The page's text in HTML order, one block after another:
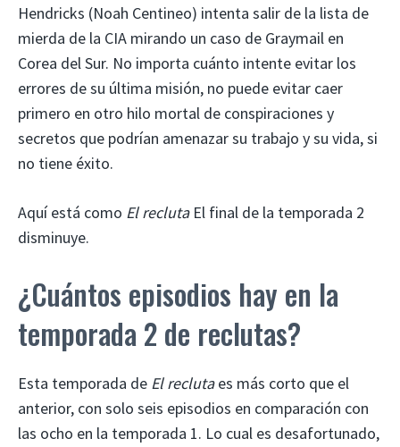
Hendricks (Noah Centineo) intenta salir de la lista de
mierda de la CIA mirando un caso de Graymail en
Corea del Sur. No importa cuánto intente evitar los
errores de su última misión, no puede evitar caer
primero en otro hilo mortal de conspiraciones y
secretos que podrían amenazar su trabajo y su vida, si
no tiene éxito.
Aquí está como El recluta El final de la temporada 2
disminuye.
¿Cuántos episodios hay en la
temporada 2 de reclutas?
Esta temporada de El reclutaes más corto que el
anterior, con solo seis episodios en comparación con
las ocho en la temporada 1. Lo cual es desafortunado,